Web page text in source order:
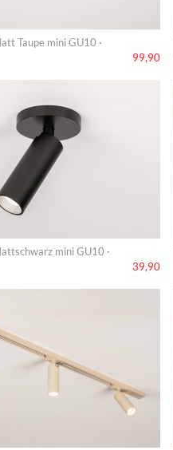
Taupe mini GU10 ·
99,90
mini GU10 ·
39,90